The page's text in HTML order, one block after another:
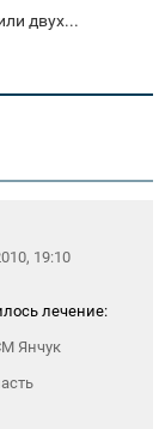
двух...
19:10
лечение:
Янчук